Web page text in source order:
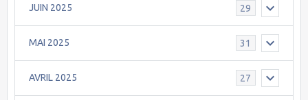
JUIN 2025 29
MAI 2025 31
AVRIL 2025 27